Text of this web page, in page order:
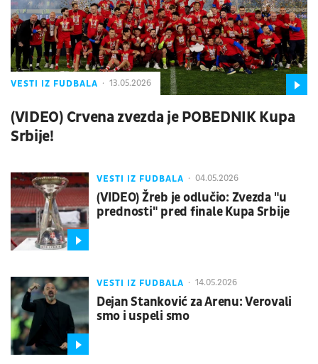
VESTI IZ FUDBALA 13.05.2026
(VIDEO) Crvena zvezda je POBEDNIK Kupa
Srbije!
VESTI IZ FUDBALA 04.05.2026
(VIDEO) Žreb je odlučio: Zvezda "u
prednosti" pred finale Kupa Srbije
VESTI IZ FUDBALA 14.05.2026
Dejan Stanković za Arenu: Verovali
smo i uspeli smo